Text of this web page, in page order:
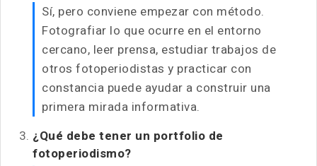
Sí, pero conviene empezar con método.
Fotografiar lo que ocurre en el entorno
cercano, leer prensa, estudiar trabajos de
otros fotoperiodistas y practicar con
constancia puede ayudar a construir una
primera mirada informativa.
¿Qué debe tener un portfolio de
fotoperiodismo?